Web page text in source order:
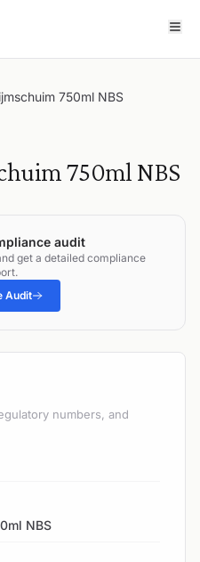
750ml NBS
750ml NBS
audit
get a detailed compliance
Audit
numbers, and
NBS